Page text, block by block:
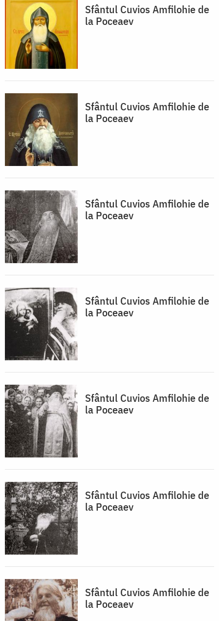
Sfântul Cuvios Amfilohie de
la Poceaev
Sfântul Cuvios Amfilohie de
la Poceaev
Sfântul Cuvios Amfilohie de
la Poceaev
Sfântul Cuvios Amfilohie de
la Poceaev
Sfântul Cuvios Amfilohie de
la Poceaev
Sfântul Cuvios Amfilohie de
la Poceaev
Sfântul Cuvios Amfilohie de
la Poceaev